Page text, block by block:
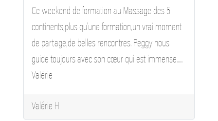
Ce weekend de formation au Massage des 5
continents,plus qu'une formation,un vrai moment
de partage,de belles rencontres. Peggy nous
guide toujours avec son cœur qui est immense......
Valérie
Valérie H